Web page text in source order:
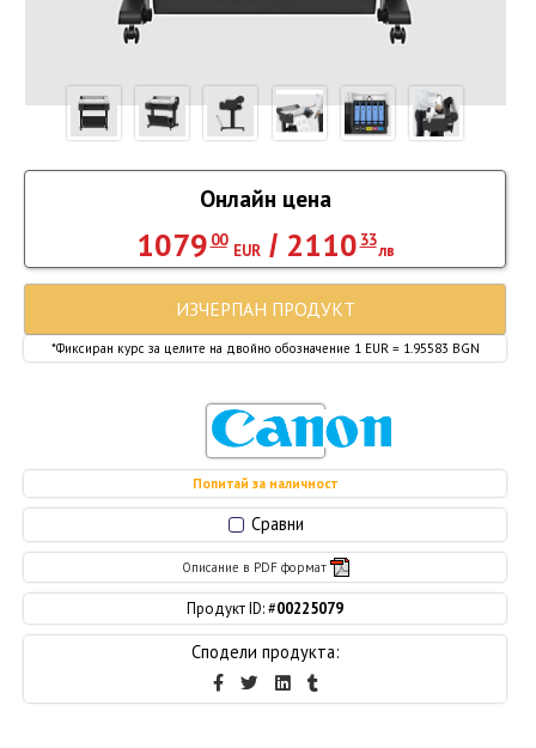
Сравни
Описание в PDF формат
Продукт ID: #00225079
Сподели продукта:
Попитай за наличност
Онлайн цена
1079 00
EUR/ 2110 33
лв
*Фиксиран курс за целите на двойно обозначение 1 EUR = 1.95583 BGN
ИЗЧЕРПАН ПРОДУКТ